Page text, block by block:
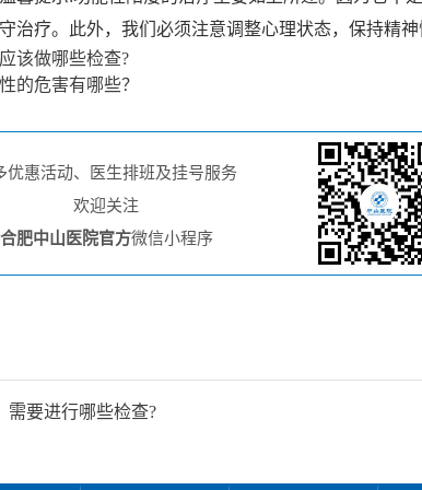
治疗。此外，我们必须注意调整心理状态，保持精
该做哪些检查?
的危害有哪些？
优惠活动、医生排班及挂号服务
欢迎关注
合肥中山医院官方微信小程序
需要进行哪些检查?